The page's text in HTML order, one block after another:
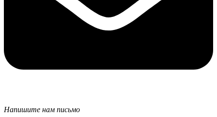
Напишите нам письмо